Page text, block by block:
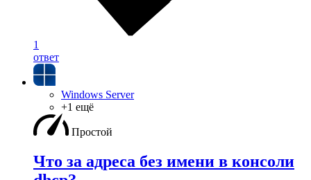
1
ответ
Windows Server
+1 ещё
Простой
Что за адреса без имени в консоли